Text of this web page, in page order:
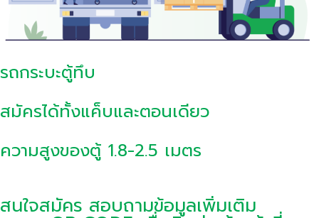
รถกระบะตู้ทึบ
สมัครได้ทั้งแค็บและตอนเดียว
ความสูงของตู้ 1.8-2.5 เมตร
สนใจสมัคร สอบถามข้อมูลเพิ่มเติม